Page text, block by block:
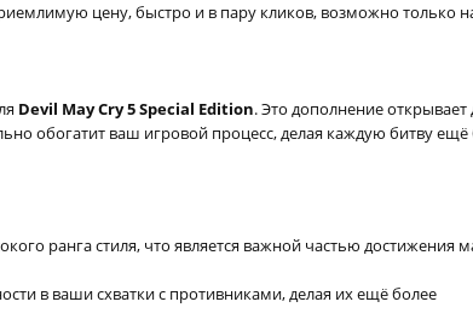
цену, быстро и в пару кликов, возможно только
Devil May Cry 5 Special Edition. Это дополнение открывает
обогатит ваш игровой процесс, делая каждую битву ещё
ранга стиля, что является важной частью достижения
в ваши схватки с противниками, делая их ещё более